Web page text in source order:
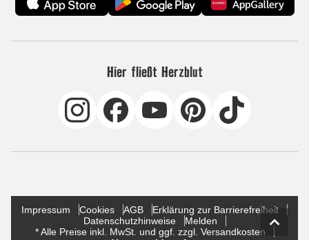
Hier fließt Herzblut
Impressum Cookies AGB
Erklärung zur Barrierefreiheit
Datenschutzhinweise
Melden
* Alle Preise inkl. MwSt. und ggf. zzgl. Versandkosten